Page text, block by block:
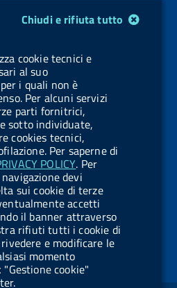
Chiudi e rifiuta tutto
cookie tecnici e
al suo
i quali non è
Per alcuni servizi
parti fornitrici,
sotto individuate,
cookies tecnici,
Per saperne di
POLICY. Per
devi
sui cookie di terze
accetti
il banner attraverso
rifiuti tutti i cookie di
e modificare le
momento
cookie"
Y
o
u
t
u
b
e
l
a
b
e
l
.
b